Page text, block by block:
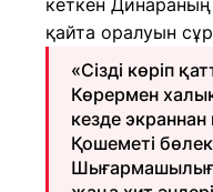
кеткен Динараның
қайта оралуын
«Сізді көріп
Көрермен
кезде экраннан
Қошеметі